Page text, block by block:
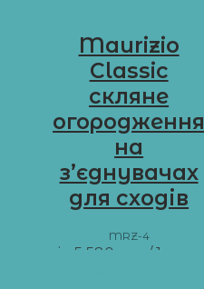
Maurizio
Classic
скляне
огородження
на
з’єднувачах
для сходів
MRZ-4
від 5 580
/ 1 м пог.